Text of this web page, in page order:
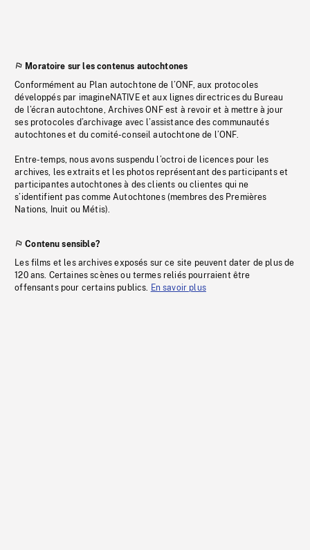
Moratoire sur les contenus autochtones
Conformément au Plan autochtone de l’ONF, aux protocoles
développés par imagineNATIVE et aux lignes directrices du Bureau
de l’écran autochtone, Archives ONF est à revoir et à mettre à jour
ses protocoles d’archivage avec l’assistance des communautés
autochtones et du comité-conseil autochtone de l’ONF.
Entre-temps, nous avons suspendu l’octroi de licences pour les
archives, les extraits et les photos représentant des participants et
participantes autochtones à des clients ou clientes qui ne
s’identifient pas comme Autochtones (membres des Premières
Nations, Inuit ou Métis).
Contenu sensible?
Les films et les archives exposés sur ce site peuvent dater de plus de
120 ans. Certaines scènes ou termes reliés pourraient être
offensants pour certains publics. En savoir plus